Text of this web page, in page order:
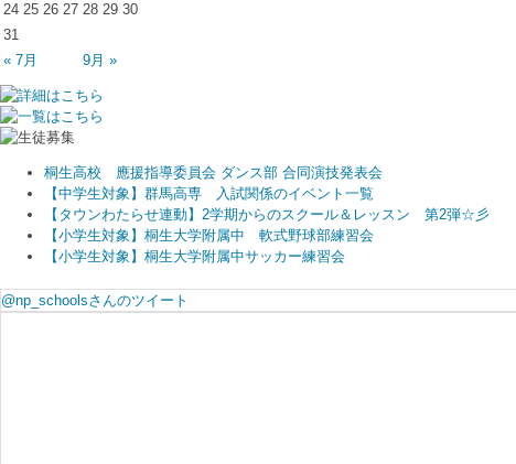
24 25 26 27 28 29 30
31
« 7月
9月 »
桐生高校 應援指導委員会 ダンス部 合同演技発表会
【中学生対象】群馬高専 入試関係のイベント一覧
【タウンわたらせ連動】2学期からのスクール＆レッスン 第2弾☆彡
【小学生対象】桐生大学附属中 軟式野球部練習会
【小学生対象】桐生大学附属中サッカー練習会
@np_schoolsさんのツイート